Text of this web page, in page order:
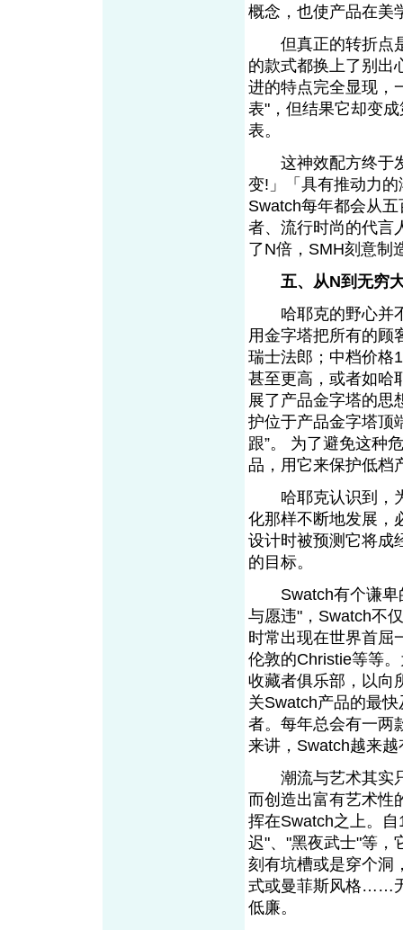
概念，也使产品在美
但真正的转折点是
的款式都换上了别出
进的特点完全显现，
表"，但结果它却变
表。
这神效配方终于发
变!」「具有推动力
Swatch每年都会从
者、流行时尚的代言
了N倍，SMH刻意制
五、从N到无穷
哈耶克的野心并不
用金字塔把所有的顾
瑞士法郎；中档价格
甚至更高，或者如哈
展了产品金字塔的思
护位于产品金字塔顶
跟”。 为了避免这种
品，用它来保护低档
哈耶克认识到，为
化那样不断地发展，
设计时被预测它将成
的目标。
Swatch有个谦卑
与愿违"，Swatch不
时常出现在世界首屈
伦敦的Christie等等
收藏者俱乐部，以向
关Swatch产品的最
者。每年总会有一两
来讲，Swatch越来越
潮流与艺术其实只
而创造出富有艺术性
挥在Swatch之上。
迟"、"黑夜武士"等，
刻有坑槽或是穿个洞
式或曼菲斯风格……
低廉。